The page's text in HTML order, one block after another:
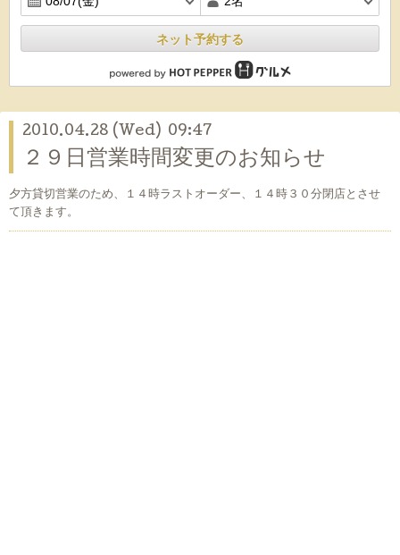
ネット予約する
2010.04.28 (Wed) 09:47
２９日営業時間変更のお知らせ
夕方貸切営業のため、１４時ラストオーダー、１４時３０分閉店とさせ
て頂きます。